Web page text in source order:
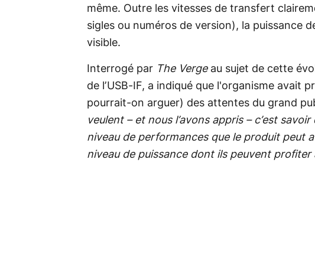
même. Outre les vitesses de transfert
sigles ou numéros de version), la puissance
visible.
Interrogé par The Verge au sujet de cette
de l’USB-IF, a indiqué que l'organisme avait
pourrait-on arguer) des attentes du grand
veulent – et nous l’avons appris – c’est
niveau de performances que le produit peut
niveau de puissance dont ils peuvent profiter